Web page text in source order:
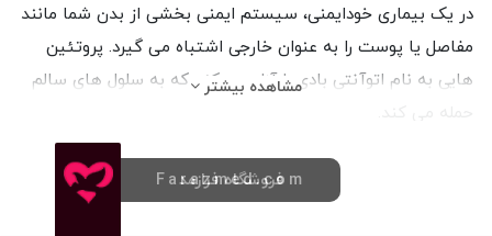
در یک بیماری خودایمنی، سیستم ایمنی بخشی از بدن شما مانند
مفاصل یا پوست را به عنوان خارجی اشتباه می گیرد. پروتئین
هایی به نام اتوآنتی بادی را آزاد می کند که به سلول های سالم
برخی از بیماری های خودایمنی تنها یک اندام را هدف قرار می
دهند. دیابت نوع 1 به پانکراس آسیب می رساند. سایر بیماری
مشاهده بیشتر
فروشگاه فرازمد
Farazmed.com